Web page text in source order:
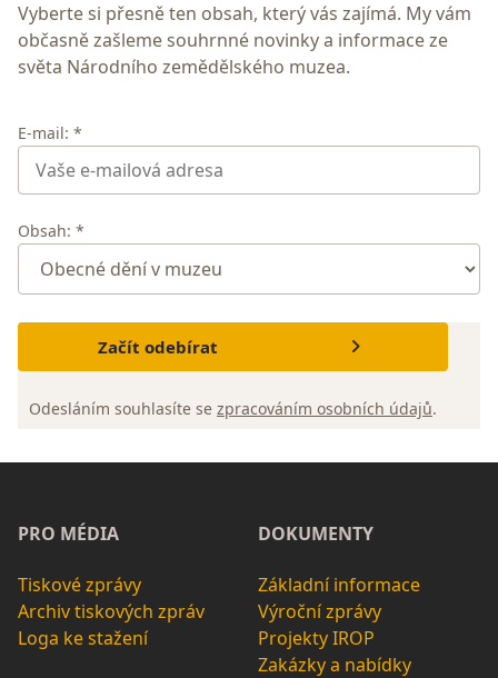
Vyberte si přesně ten obsah, který vás zajímá. My vám
občasně zašleme souhrnné novinky a informace ze
světa Národního zemědělského muzea.
E-mail: *
Obsah: *
Začít odebírat
Odesláním souhlasíte se zpracováním osobních údajů.
PRO MÉDIA
Tiskové zprávy
Archiv tiskových zpráv
Loga ke stažení
DOKUMENTY
Základní informace
Výroční zprávy
Projekty IROP
Zakázky a nabídky